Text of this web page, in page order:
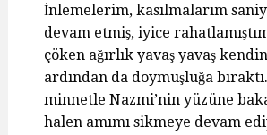
İnlemelerim, kasılmalarım
devam etmiş, iyice
çöken ağırlık yavaş yavaş
ardından da doymuşluğa
minnetle Nazmi’nin yüzüne
halen amımı sikmeye devam